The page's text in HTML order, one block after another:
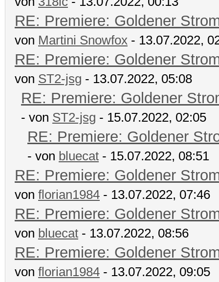
RE: Premiere: Goldener
von Martini Snowfox - 13.07.2022,
RE: Premiere: Goldener
von ST2-jsg - 13.07.2022, 05:08
RE: Premiere: Goldener
- von ST2-jsg - 15.07.2022, 02:05
RE: Premiere: Goldener
- von bluecat - 15.07.2022, 08:51
RE: Premiere: Goldener
von florian1984 - 13.07.2022, 07:46
RE: Premiere: Goldener
von bluecat - 13.07.2022, 08:56
RE: Premiere: Goldener
von florian1984 - 13.07.2022, 09:05